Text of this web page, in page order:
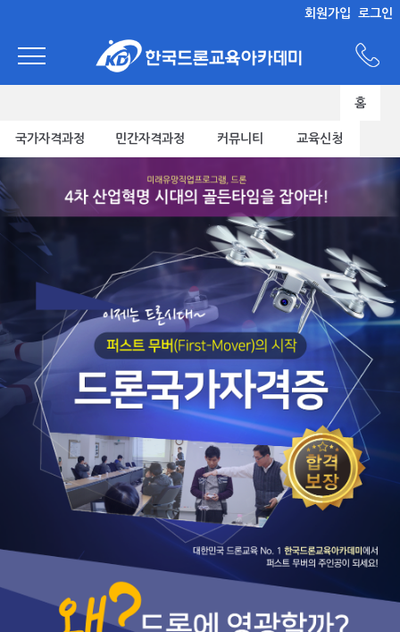
회원가입 로그인
홈
국가자격과정 민간자격과정 커뮤니티 교육신청